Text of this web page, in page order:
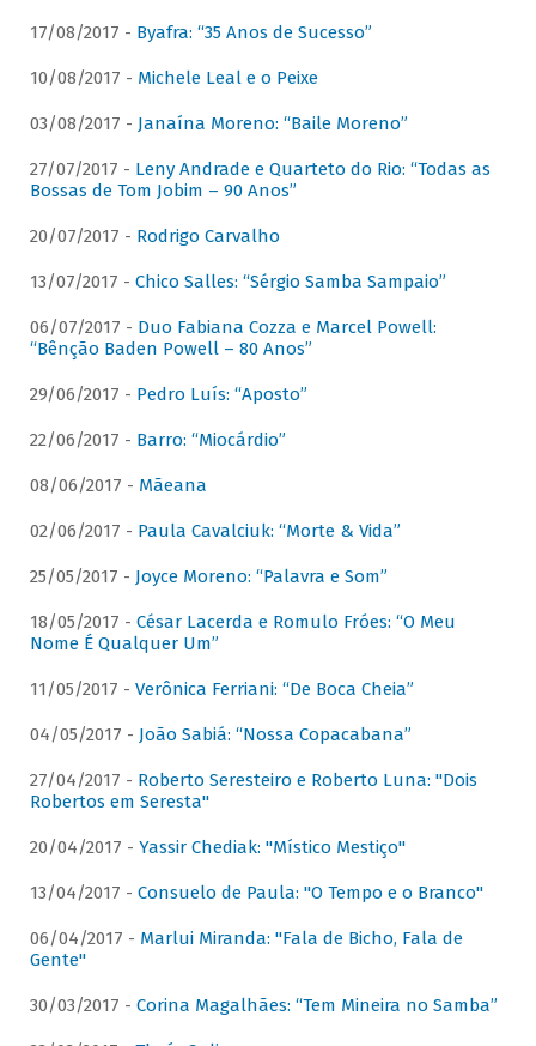
17/08/2017 - Byafra: “35 Anos de Sucesso”
10/08/2017 - Michele Leal e o Peixe
03/08/2017 - Janaína Moreno: “Baile Moreno”
27/07/2017 - Leny Andrade e Quarteto do Rio: “Todas as
Bossas de Tom Jobim – 90 Anos”
20/07/2017 - Rodrigo Carvalho
13/07/2017 - Chico Salles: “Sérgio Samba Sampaio”
06/07/2017 - Duo Fabiana Cozza e Marcel Powell:
“Bênção Baden Powell – 80 Anos”
29/06/2017 - Pedro Luís: “Aposto”
22/06/2017 - Barro: “Miocárdio”
08/06/2017 - Mãeana
02/06/2017 - Paula Cavalciuk: “Morte & Vida”
25/05/2017 - Joyce Moreno: “Palavra e Som”
18/05/2017 - César Lacerda e Romulo Fróes: “O Meu
Nome É Qualquer Um”
11/05/2017 - Verônica Ferriani: “De Boca Cheia”
04/05/2017 - João Sabiá: “Nossa Copacabana”
27/04/2017 - Roberto Seresteiro e Roberto Luna: "Dois
Robertos em Seresta"
20/04/2017 - Yassir Chediak: "Místico Mestiço"
13/04/2017 - Consuelo de Paula: "O Tempo e o Branco"
06/04/2017 - Marlui Miranda: "Fala de Bicho, Fala de
Gente"
30/03/2017 - Corina Magalhães: “Tem Mineira no Samba”